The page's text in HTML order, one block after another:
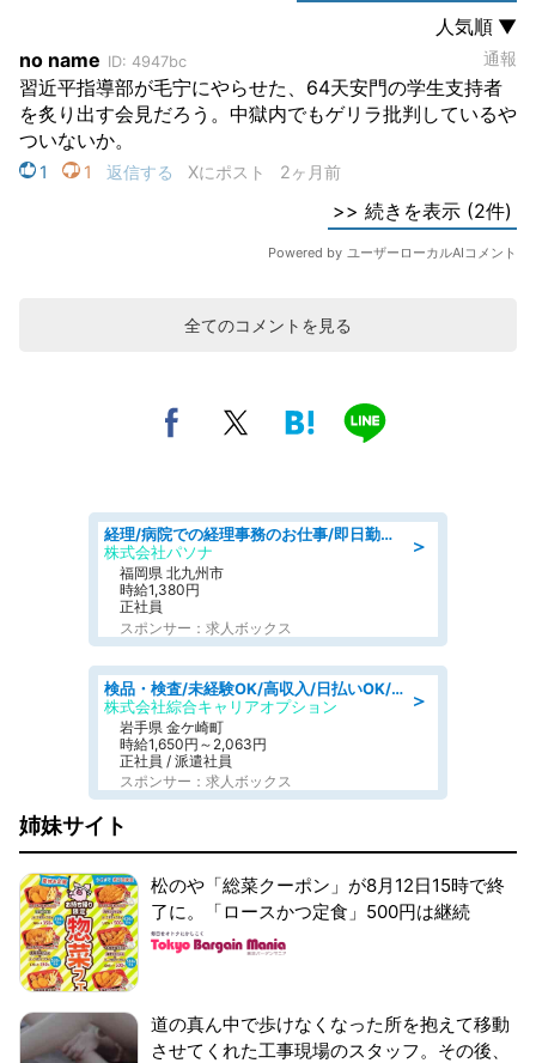
全てのコメントを見る
＞
経理/病院での経理事務のお仕事/即日勤務可/車通勤可/経理/一般事務
株式会社パソナ
福岡県 北九州市
時給1,380円
正社員
スポンサー：求人ボックス
＞
検品・検査/未経験OK/高収入/日払いOK/交替制/20・30・40代活躍中
株式会社綜合キャリアオプション
岩手県 金ケ崎町
時給1,650円～2,063円
正社員 / 派遣社員
スポンサー：求人ボックス
姉妹サイト
松のや「総菜クーポン」が8月12日15時で終
了に。「ロースかつ定食」500円は継続
道の真ん中で歩けなくなった所を抱えて移動
させてくれた工事現場のスタッフ。その後、